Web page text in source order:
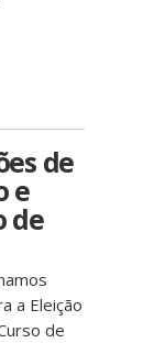
de
e
de
a Eleição
de